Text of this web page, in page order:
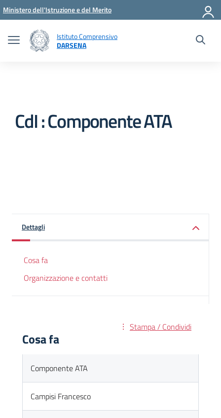
Vai ai contenuti
Vai al menu di navigazione
Vai al footer
Ministero dell'Istruzione e del Merito
Istituto Comprensivo
DARSENA
CdI : Componente ATA
Dettagli
Cosa fa
Organizzazione e contatti
Stampa / Condividi
Cosa fa
Componente ATA
Campisi Francesco